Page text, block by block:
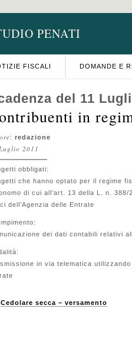
PENATI
FISCALI DOMANDE E
del 11
in
: redazione
2011
obbligati:
che hanno optato per il regime
di cui all’art. 13 della L. n.
dell’Agenzia delle Entrate
dei dati contabili relativi
in via telematica
Cedolare secca – versamento